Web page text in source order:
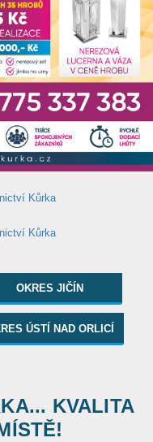
OKRES JIČÍN
ÚSTÍ NAD ORLICÍ
KVALITA